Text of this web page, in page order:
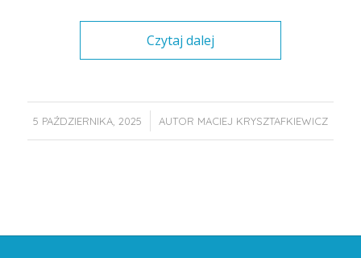
Czytaj dalej
5 PAŹDZIERNIKA, 2025
/ AUTOR MACIEJ KRYSZTAFKIEWICZ